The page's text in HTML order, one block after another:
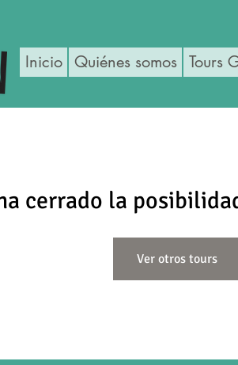
Inicio Quiénes somos Tours
cerrado la
Ver otros tours